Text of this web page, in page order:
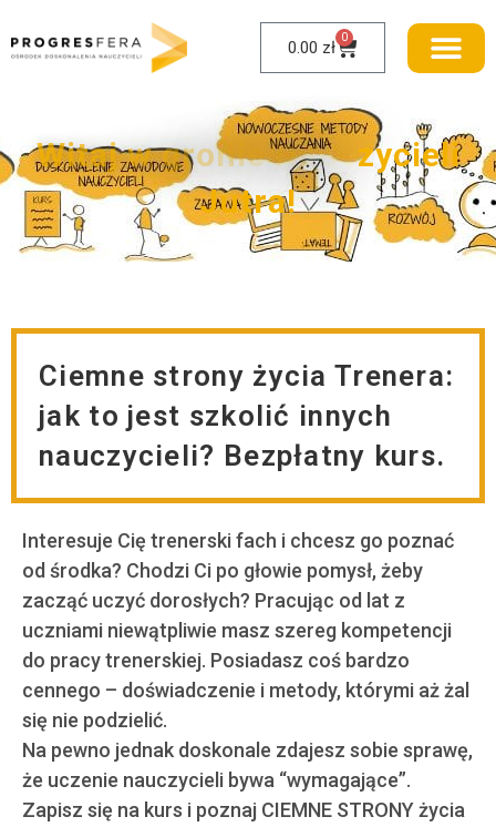
0.00 zł 0
Witaj w gronie Nauczycieli
Jutra!
Ciemne strony życia Trenera:
jak to jest szkolić innych
nauczycieli? Bezpłatny kurs.
Interesuje Cię trenerski fach i chcesz go poznać
od środka? Chodzi Ci po głowie pomysł, żeby
zacząć uczyć dorosłych? Pracując od lat z
uczniami niewątpliwie masz szereg kompetencji
do pracy trenerskiej. Posiadasz coś bardzo
cennego – doświadczenie i metody, którymi aż żal
się nie podzielić.
Na pewno jednak doskonale zdajesz sobie sprawę,
że uczenie nauczycieli bywa “wymagające”.
Zapisz się na kurs i poznaj CIEMNE STRONY życia